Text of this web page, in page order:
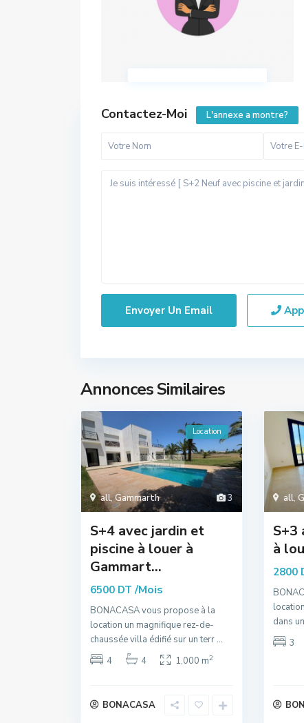
Contactez-Moi L'annexe a montre?
Annonces Similaires
3
all,Gammarth
Location
S+4 avec jardin et
piscine à louer à
Gammart...
6500 DT/Mois
BONACASA vous propose à la
location un magnifique rez-de-
chaussée villa édifié sur un terr...
4
4 1,000 m2
BONACASA
all,
S+3
à
2800
dans
3